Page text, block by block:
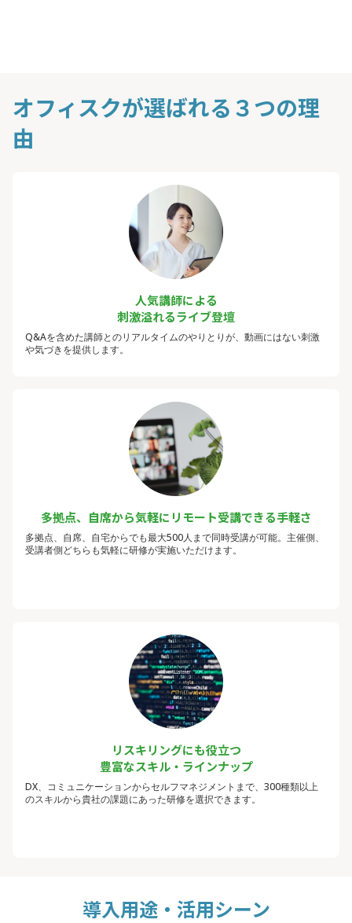
オフィスクが選ばれる３つの理
由
人気講師による
刺激溢れるライブ登壇
Q&Aを含めた講師とのリアルタイムのやりとりが、動画にはない刺激
や気づきを提供します。
多拠点、自席から気軽にリモート受講できる手軽さ
多拠点、自席、自宅からでも最大500人まで同時受講が可能。主催側、
受講者側どちらも気軽に研修が実施いただけます。
リスキリングにも役立つ
豊富なスキル・ラインナップ
DX、コミュニケーションからセルフマネジメントまで、300種類以上
のスキルから貴社の課題にあった研修を選択できます。
導入用途・活用シーン